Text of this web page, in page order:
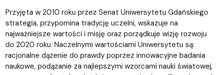
Przyjęta w 2010 roku przez Senat Uniwersytetu Gdańskiego
strategia, przypomina tradycję uczelni, wskazuje na
najważniejsze wartości i misję oraz porządkuje wizję rozwoju
do 2020 roku:Naczelnymi wartościami Uniwersytetu są:
racjonalne dążenie do prawdy poprzez innowacyjne badania
naukowe, podążanie za najlepszymi wzorcami nauki światowej,